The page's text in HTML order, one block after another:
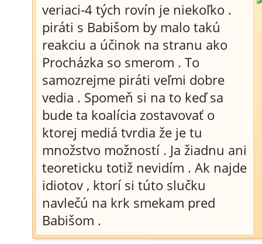
veriaci-4 tých rovín je niekoľko .
piráti s Babišom by malo takú
reakciu a účinok na stranu ako
Procházka so smerom . To
samozrejme piráti veľmi dobre
vedia . Spomeň si na to keď sa
bude ta koalícia zostavovať o
ktorej mediá tvrdia že je tu
množstvo možností . Ja žiadnu ani
teoreticku totiž nevidím . Ak najde
idiotov , ktorí si túto slučku
navlečú na krk smekam pred
Babišom .